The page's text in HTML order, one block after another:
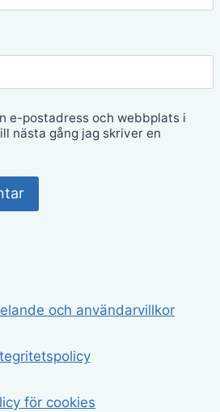
e-postadress och webbplats i
nästa gång jag skriver en
och användarvillkor
för cookies